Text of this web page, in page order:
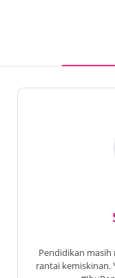
Pendidikan
rantai kemiskinan.